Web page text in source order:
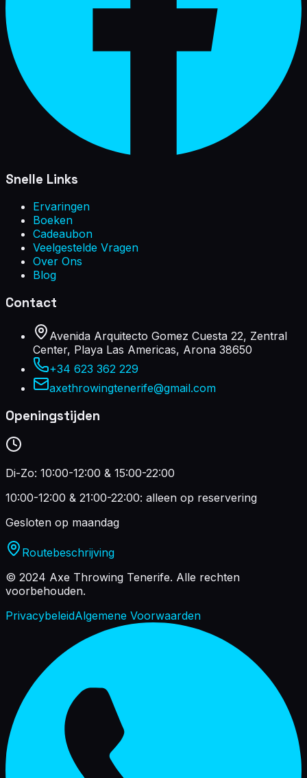
Snelle Links
Ervaringen
Boeken
Cadeaubon
Veelgestelde Vragen
Over Ons
Blog
Contact
Avenida Arquitecto Gomez Cuesta 22, Zentral
Center, Playa Las Americas, Arona 38650
+34 623 362 229
axethrowingtenerife@gmail.com
Openingstijden
Di-Zo: 10:00-12:00 & 15:00-22:00
10:00-12:00 & 21:00-22:00: alleen op reservering
Gesloten op maandag
Routebeschrijving
© 2024 Axe Throwing Tenerife. Alle rechten
voorbehouden.
PrivacybeleidAlgemene Voorwaarden